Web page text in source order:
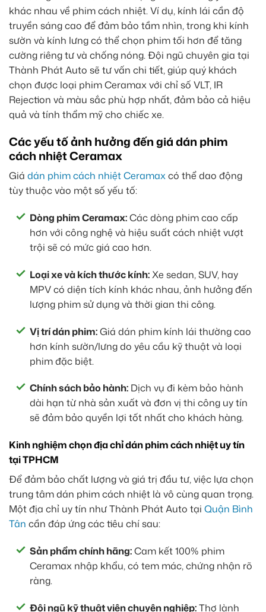
khác nhau về phim cách nhiệt. Ví dụ, kính lái cần độ
truyền sáng cao để đảm bảo tầm nhìn, trong khi kính
sườn và kính lưng có thể chọn phim tối hơn để tăng
cường riêng tư và chống nóng. Đội ngũ chuyên gia tại
Thành Phát Auto sẽ tư vấn chi tiết, giúp quý khách
chọn được loại phim Ceramax với chỉ số VLT, IR
Rejection và màu sắc phù hợp nhất, đảm bảo cả hiệu
quả và tính thẩm mỹ cho chiếc xe.
Các yếu tố ảnh hưởng đến giá dán phim
cách nhiệt Ceramax
Giá dán phim cách nhiệt Ceramaxcó thể dao động
tùy thuộc vào một số yếu tố:
Dòng phim Ceramax:Các dòng phim cao cấp
hơn với công nghệ và hiệu suất cách nhiệt vượt
trội sẽ có mức giá cao hơn.
Loại xe và kích thước kính:Xe sedan, SUV, hay
MPV có diện tích kính khác nhau, ảnh hưởng đến
lượng phim sử dụng và thời gian thi công.
Vị trí dán phim:Giá dán phim kính lái thường cao
hơn kính sườn/lưng do yêu cầu kỹ thuật và loại
phim đặc biệt.
Chính sách bảo hành: Dịch vụ đi kèm bảo hành
dài hạn từ nhà sản xuất và đơn vị thi công uy tín
sẽ đảm bảo quyền lợi tốt nhất cho khách hàng.
Kinh nghiệm chọn địa chỉ dán phim cách nhiệt uy tín
tại TPHCM
Để đảm bảo chất lượng và giá trị đầu tư, việc lựa chọn
trung tâm dán phim cách nhiệt là vô cùng quan trọng.
Một địa chỉ uy tín như Thành Phát Auto tại Quận Bình
Tân cần đáp ứng các tiêu chí sau:
Sản phẩm chính hãng:Cam kết 100% phim
Ceramax nhập khẩu, có tem mác, chứng nhận rõ
ràng.
Đội ngũ kỹ thuật viên chuyên nghiệp:Thợ lành